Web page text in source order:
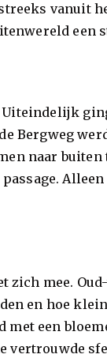
vanuit
een
Uiteindelijk
Bergweg
naar
zich mee.
en hoe
een